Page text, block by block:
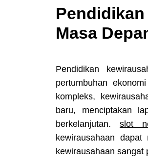
Masa
Pendidikan
pertumbuhan
kompleks,
baru, menciptakan
berkelanjutan. slot
kewirausahaan
kewirausahaan sangat